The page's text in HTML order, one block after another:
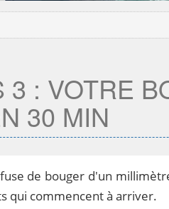
3 : VOTRE
30 MIN
de bouger d'un
qui commencent à arriver.